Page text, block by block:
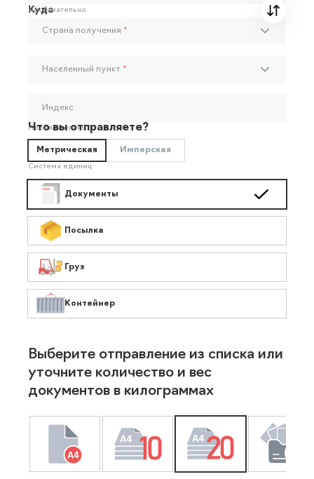
Необязательно
Куда
Страна получения *
Населенный пункт *
Индекс
Необязательно
Что вы отправляете?
Метрическая Имперская
Система единиц
Документы
Посылка
Груз
Контейнер
Выберите отправление из списка или
уточните количество и вес
документов в килограммах